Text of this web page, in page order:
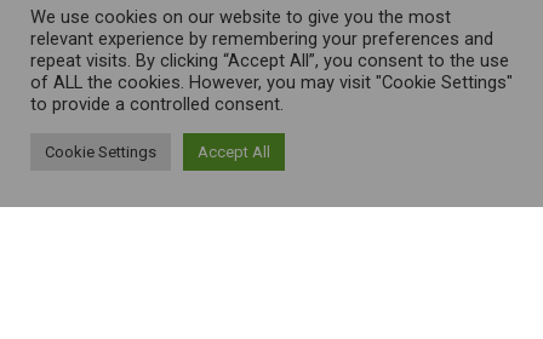
We use cookies on our website to give you the most
relevant experience by remembering your preferences and
repeat visits. By clicking “Accept All”, you consent to the use
of ALL the cookies. However, you may visit "Cookie Settings"
to provide a controlled consent.
Cookie Settings Accept All